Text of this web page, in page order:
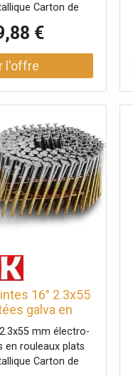
Carton de
€
16° 2.3x55
galva en
fil métal X
mm électro-
en rouleaux plats
Carton de